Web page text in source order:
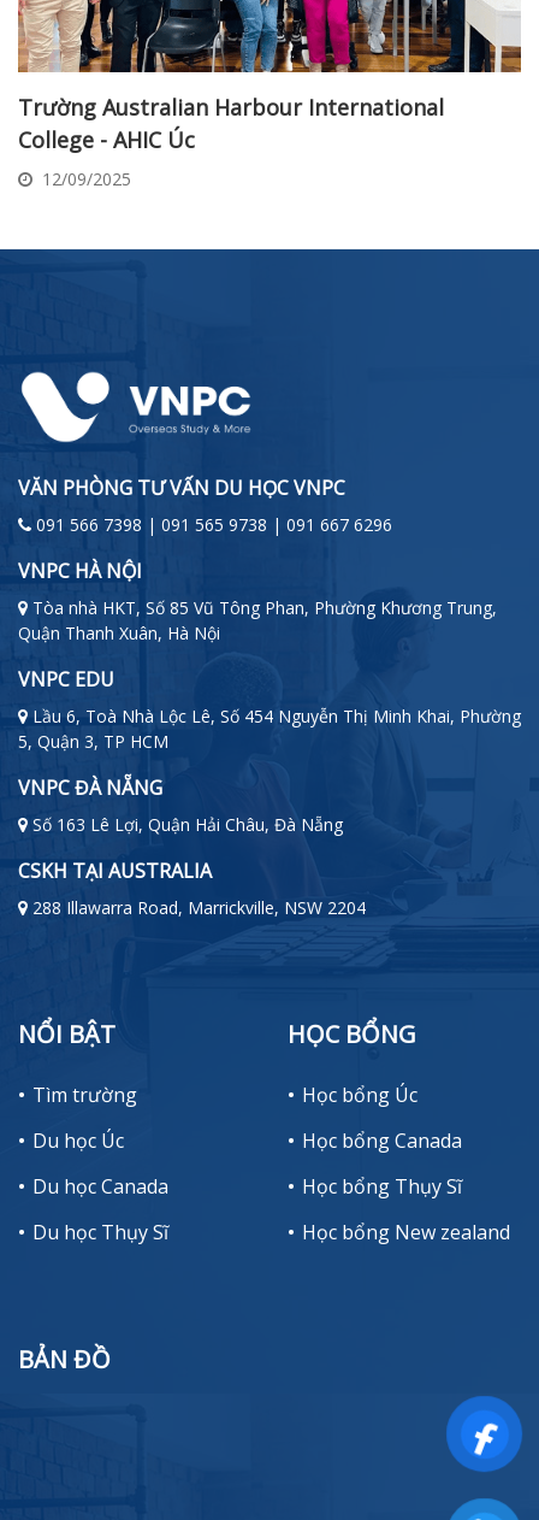
Trường Australian Harbour International
College - AHIC Úc
12/09/2025
VĂN PHÒNG TƯ VẤN DU HỌC VNPC
091 566 7398 | 091 565 9738 | 091 667 6296
VNPC HÀ NỘI
Tòa nhà HKT, Số 85 Vũ Tông Phan, Phường Khương Trung,
Quận Thanh Xuân, Hà Nội
VNPC EDU
Lầu 6, Toà Nhà Lộc Lê, Số 454 Nguyễn Thị Minh Khai, Phường
5, Quận 3, TP HCM
VNPC ĐÀ NẴNG
Số 163 Lê Lợi, Quận Hải Châu, Đà Nẵng
CSKH TẠI AUSTRALIA
288 Illawarra Road, Marrickville, NSW 2204
NỔI BẬT
Tìm trường
Du học Úc
Du học Canada
Du học Thụy Sĩ
HỌC BỔNG
Học bổng Úc
Học bổng Canada
Học bổng Thụy Sĩ
Học bổng New zealand
BẢN ĐỒ